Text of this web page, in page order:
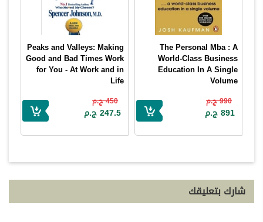
The Personal Mba : A
World-Class Business
Education In A Single
Volume
990 ج.م
891 ج.م
Peaks and Valleys: Making
Good and Bad Times Work
for You - At Work and in
Life
450 ج.م
247.5 ج.م
شارك بتعليقك